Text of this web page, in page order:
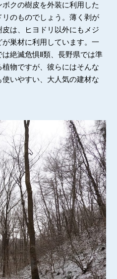
クの樹皮を外装に利用した
のものでしょう。薄く剥が
は、ヒヨドリ以外にもメジ
巣材に利用しています。一
絶滅危惧Ⅱ類、長野県では準
物ですが、彼らにはそんな
いやすい、大人気の建材な